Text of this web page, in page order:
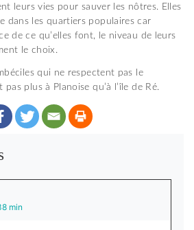
leurs vies pour sauver les nôtres. Elles
dans les quartiers populaires car
de ce qu’elles font, le niveau de leurs
le choix.
qui ne respectent pas le
plus à Planoise qu’à l’île de Ré.
min